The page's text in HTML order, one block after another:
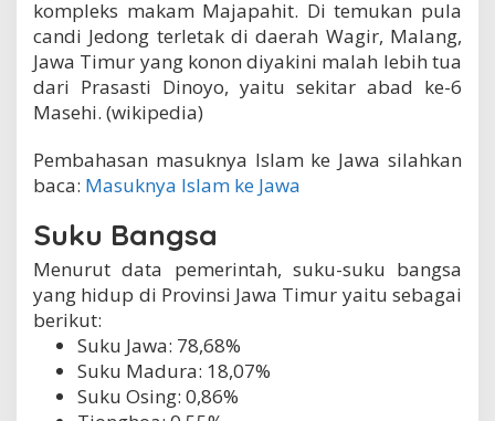
kompleks makam Majapahit. Di temukan pula
candi Jedong terletak di daerah Wagir, Malang,
Jawa Timur yang konon diyakini malah lebih tua
dari Prasasti Dinoyo, yaitu sekitar abad ke-6
Masehi. (wikipedia)
Pembahasan masuknya Islam ke Jawa silahkan
baca: Masuknya Islam ke Jawa
Suku Bangsa
Menurut data pemerintah, suku-suku bangsa
yang hidup di Provinsi Jawa Timur yaitu sebagai
berikut:
Suku Jawa: 78,68%
Suku Madura: 18,07%
Suku Osing: 0,86%